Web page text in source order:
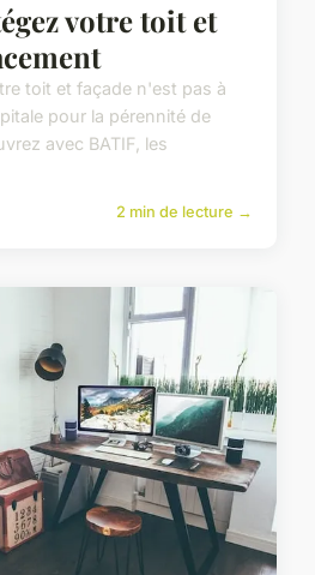
votre toit et
toit et façade n'est pas à
pour la pérennité de
avec BATIF, les
2 min de lecture →